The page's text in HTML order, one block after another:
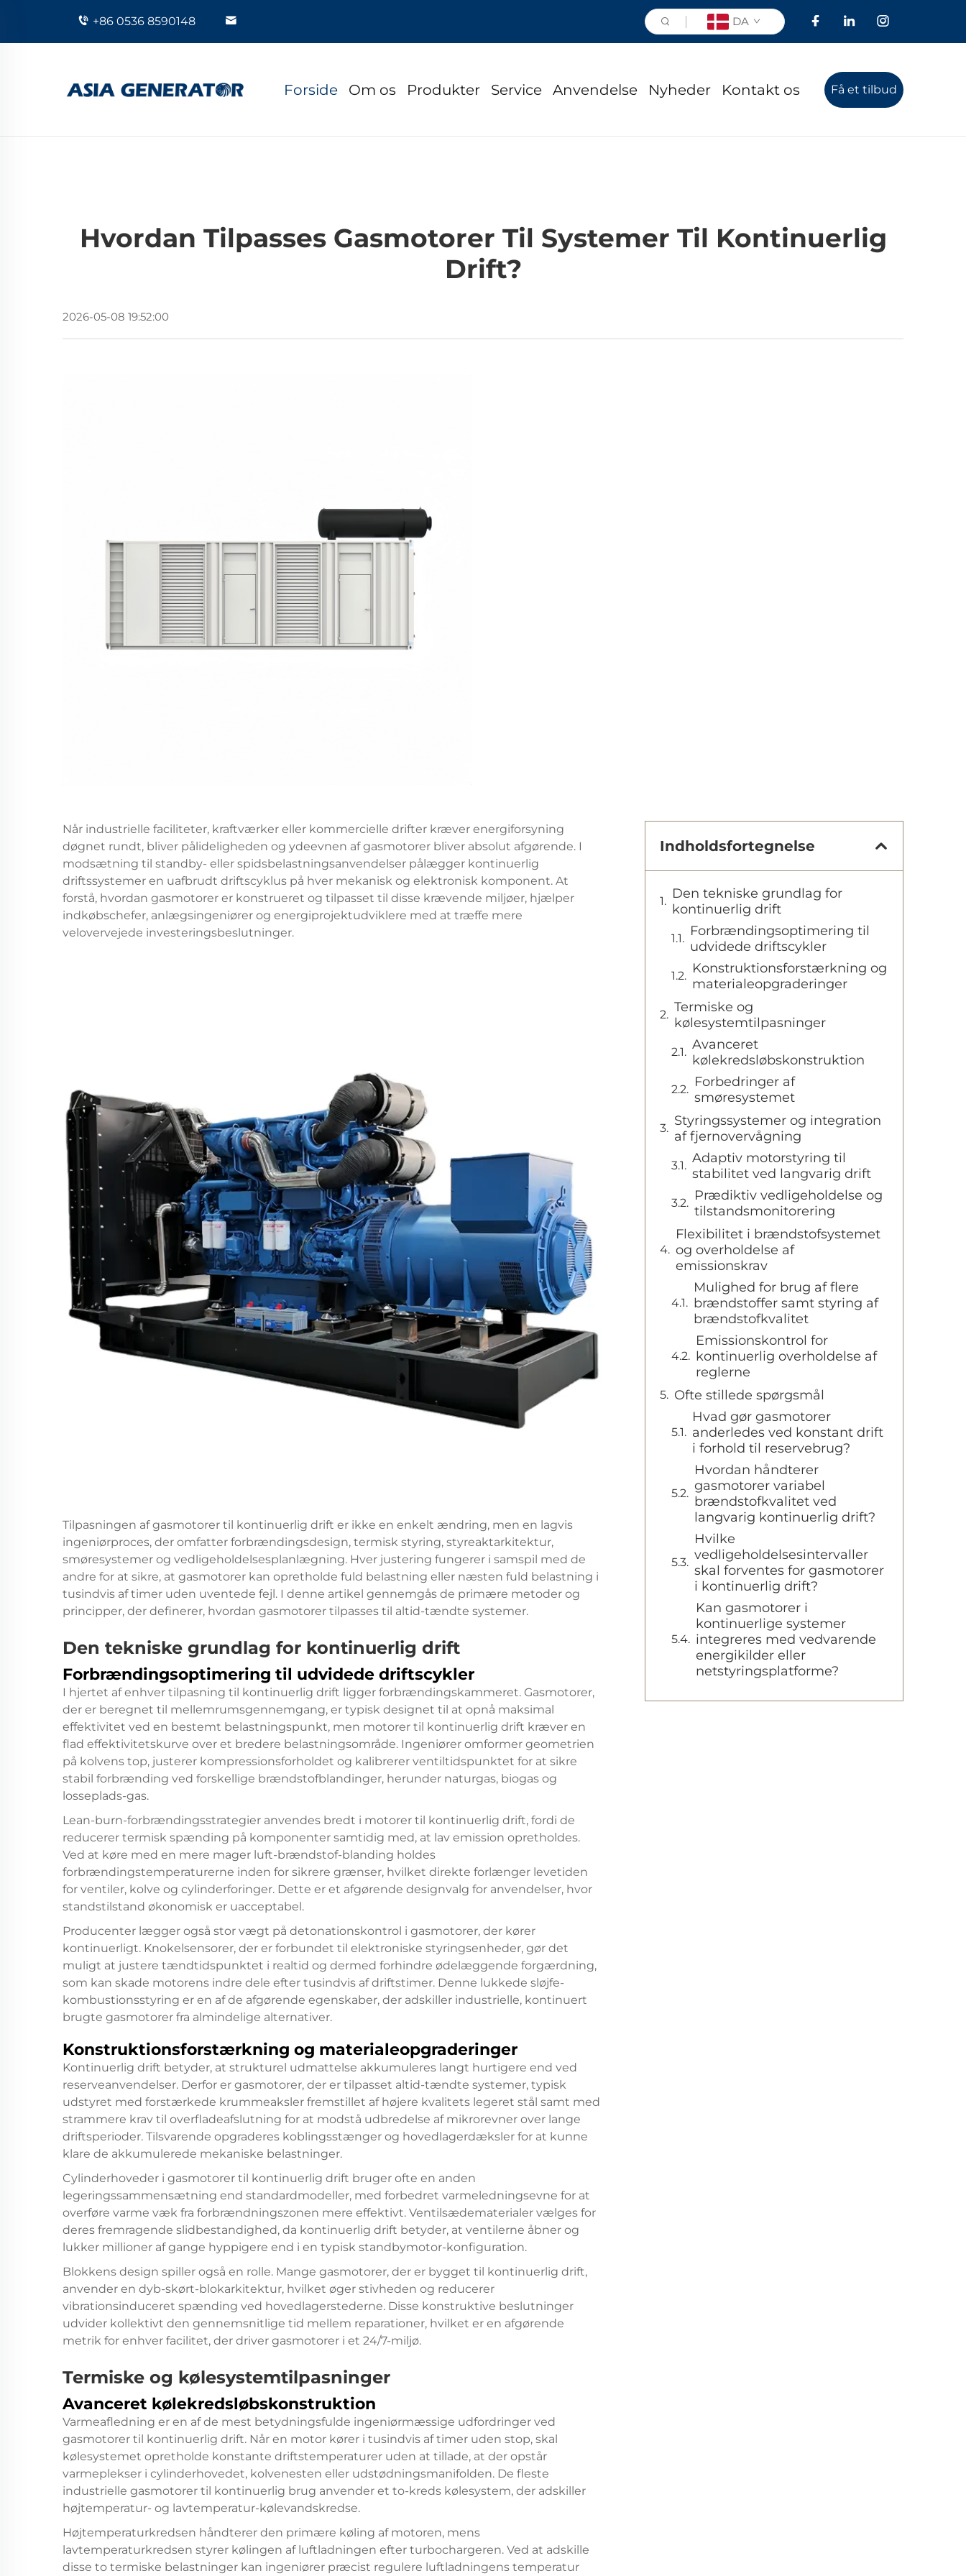
+86 0536 8590148 DA
Forside Om os Produkter Service Anvendelse Nyheder Kontakt os Få et tilbud
Hvordan Tilpasses Gasmotorer Til Systemer Til Kontinuerlig
Drift?
2026-05-08 19:52:00
Når industrielle faciliteter, kraftværker eller kommercielle drifter kræver energiforsyning
døgnet rundt, bliver pålideligheden og ydeevnen afgasmotorer bliver absolut afgørende. I
modsætning til standby- eller spidsbelastningsanvendelser pålægger kontinuerlig
driftssystemer en uafbrudt driftscyklus på hver mekanisk og elektronisk komponent. At
forstå, hvordan gasmotorer er konstrueret og tilpasset til disse krævende miljøer, hjælper
indkøbschefer, anlægsingeniører og energiprojektudviklere med at træffe mere
velovervejede investeringsbeslutninger.
Tilpasningen af gasmotorer til kontinuerlig drift er ikke en enkelt ændring, men en lagvis
ingeniørproces, der omfatter forbrændingsdesign, termisk styring, styreaktarkitektur,
smøresystemer og vedligeholdelsesplanlægning. Hver justering fungerer i samspil med de
andre for at sikre, at gasmotorer kan opretholde fuld belastning eller næsten fuld belastning i
tusindvis af timer uden uventede fejl. I denne artikel gennemgås de primære metoder og
principper, der definerer, hvordan gasmotorer tilpasses til altid-tændte systemer.
Den tekniske grundlag for kontinuerlig drift
Forbrændingsoptimering til udvidede driftscykler
I hjertet af enhver tilpasning til kontinuerlig drift ligger forbrændingskammeret. Gasmotorer,
der er beregnet til mellemrumsgennemgang, er typisk designet til at opnå maksimal
effektivitet ved en bestemt belastningspunkt, men motorer til kontinuerlig drift kræver en
flad effektivitetskurve over et bredere belastningsområde. Ingeniører omformer geometrien
på kolvens top, justerer kompressionsforholdet og kalibrerer ventiltidspunktet for at sikre
stabil forbrænding ved forskellige brændstofblandinger, herunder naturgas, biogas og
losseplads-gas.
Lean-burn-forbrændingsstrategier anvendes bredt i motorer til kontinuerlig drift, fordi de
reducerer termisk spænding på komponenter samtidig med, at lav emission opretholdes.
Ved at køre med en mere mager luft-brændstof-blanding holdes
forbrændingstemperaturerne inden for sikrere grænser, hvilket direkte forlænger levetiden
for ventiler, kolve og cylinderforinger. Dette er et afgørende designvalg for anvendelser, hvor
standstilstand økonomisk er uacceptabel.
Producenter lægger også stor vægt på detonationskontrol i gasmotorer, der kører
kontinuerligt. Knokelsensorer, der er forbundet til elektroniske styringsenheder, gør det
muligt at justere tændtidspunktet i realtid og dermed forhindre ødelæggende forgærdning,
som kan skade motorens indre dele efter tusindvis af driftstimer. Denne lukkede sløjfe-
kombustionsstyring er en af de afgørende egenskaber, der adskiller industrielle, kontinuert
brugte gasmotorer fra almindelige alternativer.
Konstruktionsforstærkning og materialeopgraderinger
Kontinuerlig drift betyder, at strukturel udmattelse akkumuleres langt hurtigere end ved
reserveanvendelser. Derfor er gasmotorer, der er tilpasset altid-tændte systemer, typisk
udstyret med forstærkede krummeaksler fremstillet af højere kvalitets legeret stål samt med
strammere krav til overfladeafslutning for at modstå udbredelse af mikrorevner over lange
driftsperioder. Tilsvarende opgraderes koblingsstænger og hovedlagerdæksler for at kunne
klare de akkumulerede mekaniske belastninger.
Cylinderhoveder i gasmotorer til kontinuerlig drift bruger ofte en anden
legeringssammensætning end standardmodeller, med forbedret varmeledningsevne for at
overføre varme væk fra forbrændningszonen mere effektivt. Ventilsædematerialer vælges for
deres fremragende slidbestandighed, da kontinuerlig drift betyder, at ventilerne åbner og
lukker millioner af gange hyppigere end i en typisk standbymotor-konfiguration.
Blokkens design spiller også en rolle. Mange gasmotorer, der er bygget til kontinuerlig drift,
anvender en dyb-skørt-blokarkitektur, hvilket øger stivheden og reducerer
vibrationsinduceret spænding ved hovedlagerstederne. Disse konstruktive beslutninger
udvider kollektivt den gennemsnitlige tid mellem reparationer, hvilket er en afgørende
metrik for enhver facilitet, der driver gasmotorer i et 24/7-miljø.
Termiske og kølesystemtilpasninger
Avanceret kølekredsløbskonstruktion
Varmeafledning er en af de mest betydningsfulde ingeniørmæssige udfordringer ved
gasmotorer til kontinuerlig drift. Når en motor kører i tusindvis af timer uden stop, skal
kølesystemet opretholde konstante driftstemperaturer uden at tillade, at der opstår
varmeplekser i cylinderhovedet, kolvenesten eller udstødningsmanifolden. De fleste
industrielle gasmotorer til kontinuerlig brug anvender et to-kreds kølesystem, der adskiller
højtemperatur- og lavtemperatur-kølevandskredse.
Højtemperaturkredsen håndterer den primære køling af motoren, mens
lavtemperaturkredsen styrer kølingen af luftladningen efter turbochargeren. Ved at adskille
disse to termiske belastninger kan ingeniører præcist regulere luftladningens temperatur
Indholdsfortegnelse
Den tekniske grundlag for
kontinuerlig drift
Forbrændingsoptimering til
udvidede driftscykler
Konstruktionsforstærkning og
materialeopgraderinger
Termiske og
kølesystemtilpasninger
Avanceret
kølekredsløbskonstruktion
Forbedringer af
smøresystemet
Styringssystemer og integration
af fjernovervågning
Adaptiv motorstyring til
stabilitet ved langvarig drift
Prædiktiv vedligeholdelse og
tilstandsmonitorering
Flexibilitet i brændstofsystemet
og overholdelse af
emissionskrav
Mulighed for brug af flere
brændstoffer samt styring af
brændstofkvalitet
Emissionskontrol for
kontinuerlig overholdelse af
reglerne
Ofte stillede spørgsmål
Hvad gør gasmotorer
anderledes ved konstant drift
i forhold til reservebrug?
Hvordan håndterer
gasmotorer variabel
brændstofkvalitet ved
langvarig kontinuerlig drift?
Hvilke
vedligeholdelsesintervaller
skal forventes for gasmotorer
i kontinuerlig drift?
Kan gasmotorer i
kontinuerlige systemer
integreres med vedvarende
energikilder eller
netstyringsplatforme?